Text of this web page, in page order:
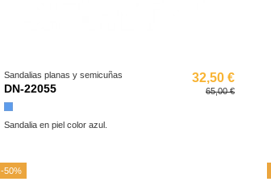
Sandalias planas y semicuñas
DN-22055
Azul
32,50 €
65,00 €
Sandalia en piel color azul.
-50%